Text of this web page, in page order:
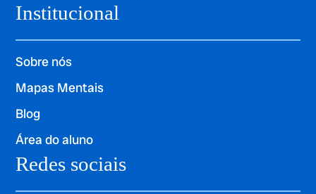
Institucional
Sobre nós
Mapas Mentais
Blog
Área do aluno
Redes sociais